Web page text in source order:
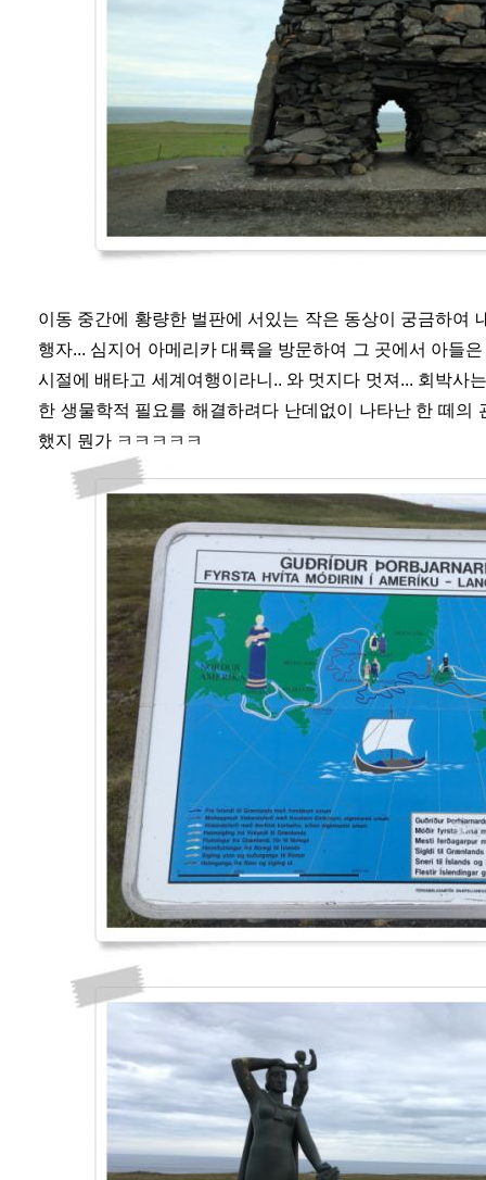
이동 중간에 황량한 벌판에 서있는 작은 동상이 궁금하여
행자... 심지어 아메리카 대륙을 방문하여 그 곳에서 아들
시절에 배타고 세계여행이라니.. 와 멋지다 멋져... 회박사
한 생물학적 필요를 해결하려다 난데없이 나타난 한 떼의
했지 뭔가 ㅋㅋㅋㅋㅋ